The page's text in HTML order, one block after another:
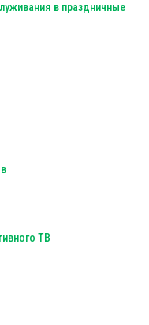
в праздничные
ТВ